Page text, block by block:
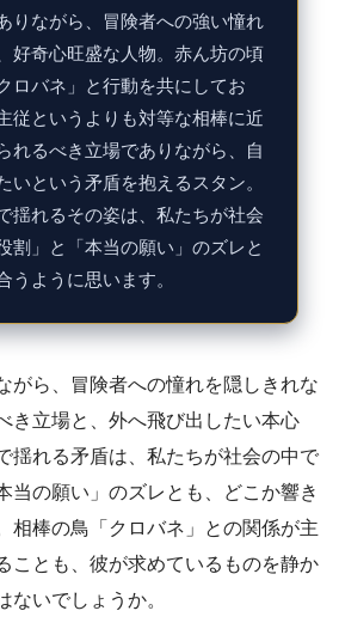
りながら、冒険者への強い憧れ
好奇心旺盛な人物。赤ん坊の頃
ロバネ」と行動を共にしてお
従というよりも対等な相棒に近
れるべき立場でありながら、自
いという矛盾を抱えるスタン。
揺れるその姿は、私たちが社会
割」と「本当の願い」のズレと
うように思います。
がら、冒険者への憧れを隠しきれな
き立場と、外へ飛び出したい本心
れる矛盾は、私たちが社会の中で
当の願い」のズレとも、どこか響き
相棒の鳥「クロバネ」との関係が主
ことも、彼が求めているものを静か
ないでしょうか。